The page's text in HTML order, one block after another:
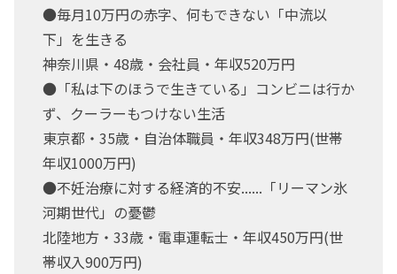
●毎月10万円の赤字、何もできない「中流以
下」を生きる
神奈川県・48歳・会社員・年収520万円
●「私は下のほうで生きている」コンビニは行か
ず、クーラーもつけない生活
東京都・35歳・自治体職員・年収348万円(世帯
年収1000万円)
●不妊治療に対する経済的不安......「リーマン氷
河期世代」の憂鬱
北陸地方・33歳・電車運転士・年収450万円(世
帯収入900万円)